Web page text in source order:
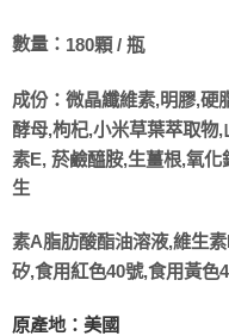
數量： 180顆 / 瓶
成份： 微晶纖維素,明膠,硬
酵母,枸杞,小米草葉萃取物,
素E, 菸鹼醯胺,生薑根,氧化
生
素A脂肪酸酯油溶液,維生
矽,食用紅色40號,食用黃色
原產地：美國